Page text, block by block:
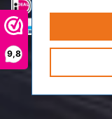
9,8